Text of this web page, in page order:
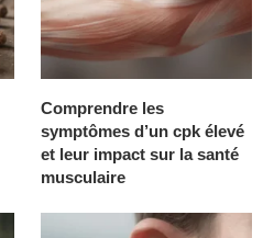
Comprendre les
symptômes d’un cpk élevé
et leur impact sur la santé
musculaire